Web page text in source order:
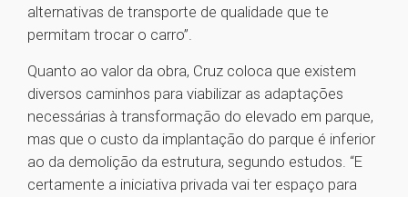
alternativas de transporte de qualidade que te
permitam trocar o carro”.
Quanto ao valor da obra, Cruz coloca que existem
diversos caminhos para viabilizar as adaptações
necessárias à transformação do elevado em parque,
mas que o custo da implantação do parque é inferior
ao da demolição da estrutura, segundo estudos. “E
certamente a iniciativa privada vai ter espaço para